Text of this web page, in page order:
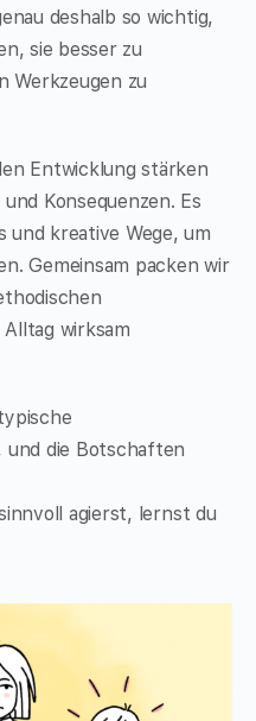
deshalb so wichtig,
sie besser zu
Werkzeugen zu
Entwicklung stärken
Konsequenzen. Es
kreative Wege, um
Gemeinsam packen wir
wirksam
und die Botschaften
agierst, lernst du